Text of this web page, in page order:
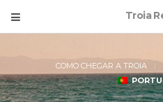
Troia
COMO CHEGAR A TROIA